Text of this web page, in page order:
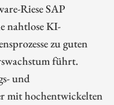
Riese SAP
nahtlose KI-
zu guten
führt.
und
mit hochentwickelten